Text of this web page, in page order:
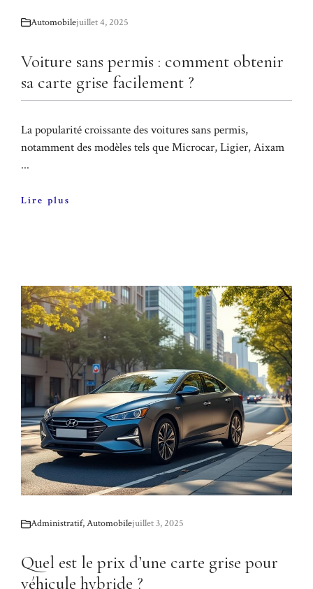
Automobilejuillet 4, 2025
Voiture sans permis : comment obtenir
sa carte grise facilement ?
La popularité croissante des voitures sans permis,
notamment des modèles tels que Microcar, Ligier, Aixam
...
Lire plus
Administratif,Automobilejuillet 3, 2025
Quel est le prix d’une carte grise pour
véhicule hybride ?